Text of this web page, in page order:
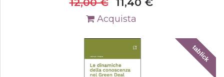
Acquista
tablick